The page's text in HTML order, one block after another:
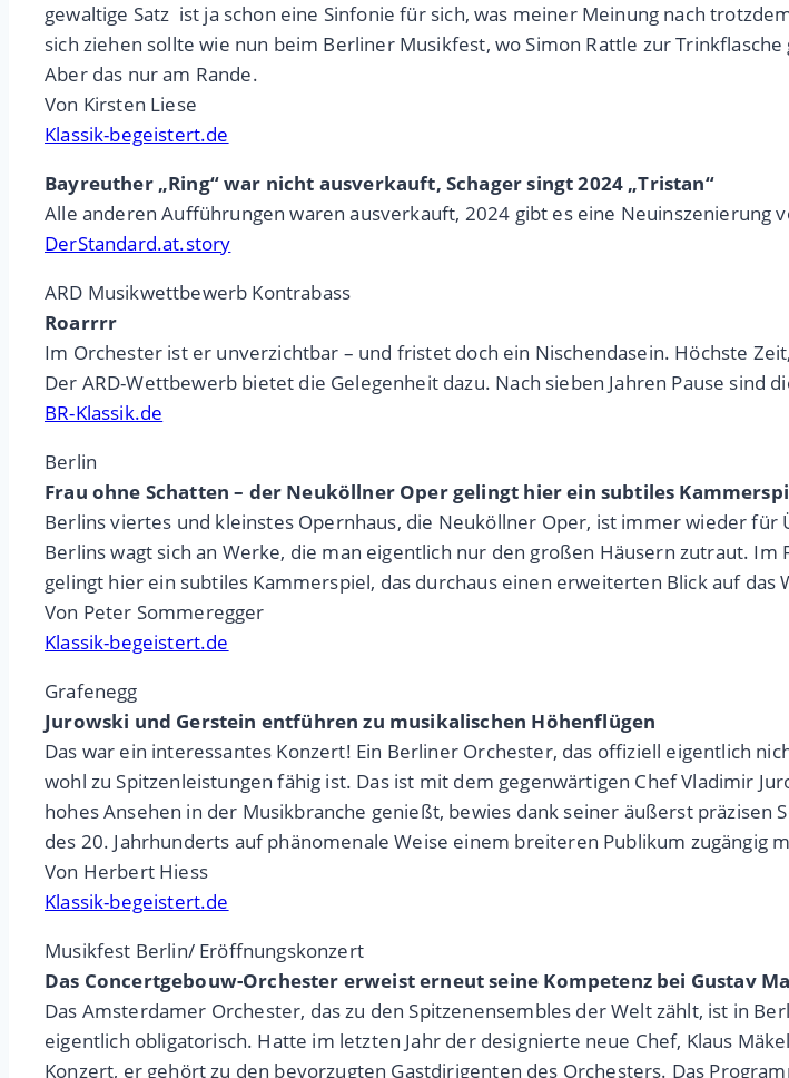
gewaltige Satz ist ja schon eine Sinfonie für sich, was meiner Meinung nach
sich ziehen sollte wie nun beim Berliner Musikfest, wo Simon Rattle zur
Aber das nur am Rande.
Von Kirsten Liese
Klassik-begeistert.de
Bayreuther „Ring“ war nicht ausverkauft, Schager singt 2024 „Tristan“
Alle anderen Aufführungen waren ausverkauft, 2024 gibt es eine Neuinszenierung
DerStandard.at.story
ARD Musikwettbewerb Kontrabass
Roarrrr
Im Orchester ist er unverzichtbar – und fristet doch ein Nischendasein. Höchste
Der ARD-Wettbewerb bietet die Gelegenheit dazu. Nach sieben Jahren Pause sind
BR-Klassik.de
Berlin
Frau ohne Schatten – der Neuköllner Oper gelingt hier ein subtiles
Berlins viertes und kleinstes Opernhaus, die Neuköllner Oper, ist immer wieder
Berlins wagt sich an Werke, die man eigentlich nur den großen Häusern zutraut.
gelingt hier ein subtiles Kammerspiel, das durchaus einen erweiterten Blick auf das
Von Peter Sommeregger
Klassik-begeistert.de
Grafenegg
Jurowski und Gerstein entführen zu musikalischen Höhenflügen
Das war ein interessantes Konzert! Ein Berliner Orchester, das offiziell eigentlich
wohl zu Spitzenleistungen fähig ist. Das ist mit dem gegenwärtigen Chef Vladimir
hohes Ansehen in der Musikbranche genießt, bewies dank seiner äußerst präzisen
des 20. Jahrhunderts auf phänomenale Weise einem breiteren Publikum zugängig
Von Herbert Hiess
Klassik-begeistert.de
Musikfest Berlin/ Eröffnungskonzert
Das Concertgebouw-Orchester erweist erneut seine Kompetenz bei Gustav
Das Amsterdamer Orchester, das zu den Spitzenensembles der Welt zählt, ist in
eigentlich obligatorisch. Hatte im letzten Jahr der designierte neue Chef, Klaus
Konzert, er gehört zu den bevorzugten Gastdirigenten des Orchesters. Das